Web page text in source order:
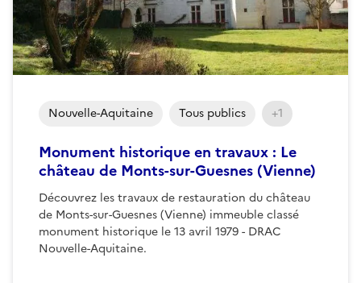
Monument historique en travaux : Le
château de Monts-sur-Guesnes (Vienne)
Découvrez les travaux de restauration du château
de Monts-sur-Guesnes (Vienne) immeuble classé
monument historique le 13 avril 1979 - DRAC
Nouvelle-Aquitaine.
Nouvelle-Aquitaine Tous publics +1